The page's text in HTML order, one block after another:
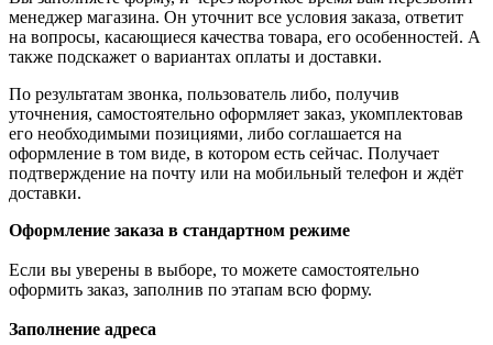
менеджер магазина. Он уточнит все условия заказа, ответит
на вопросы, касающиеся качества товара, его особенностей. А
также подскажет о вариантах оплаты и доставки.
По результатам звонка, пользователь либо, получив
уточнения, самостоятельно оформляет заказ, укомплектовав
его необходимыми позициями, либо соглашается на
оформление в том виде, в котором есть сейчас. Получает
подтверждение на почту или на мобильный телефон и ждёт
доставки.
Оформление заказа в стандартном режиме
Если вы уверены в выборе, то можете самостоятельно
оформить заказ, заполнив по этапам всю форму.
Заполнение адреса